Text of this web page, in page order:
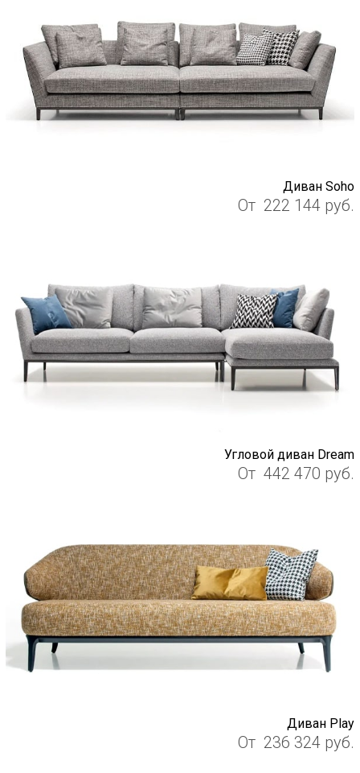
Диван Soho
От 222 144 руб.
Угловой диван Dream
От 442 470 руб.
Диван Play
От 236 324 руб.